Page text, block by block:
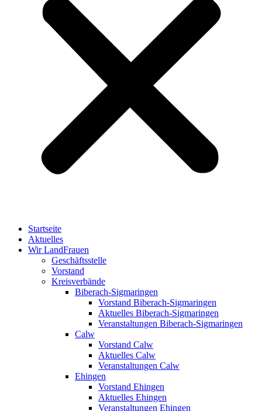
Startseite
Aktuelles
Wir LandFrauen
Geschäftsstelle
Vorstand
Kreisverbände
Biberach-Sigmaringen
Vorstand Biberach-Sigmaringen
Aktuelles Biberach-Sigmaringen
Veranstaltungen Biberach-Sigmaringen
Calw
Vorstand Calw
Aktuelles Calw
Veranstaltungen Calw
Ehingen
Vorstand Ehingen
Aktuelles Ehingen
Veranstaltungen Ehingen